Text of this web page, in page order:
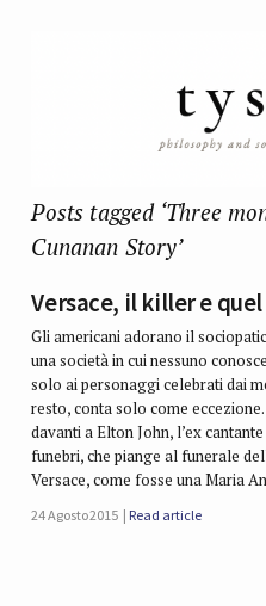
Posts tagged ‘Three
Cunanan Story’
Versace, il killer e
Gli americani adorano il
una società in cui nessuno
solo ai personaggi celebrati dai
resto, conta solo come
davanti a Elton John, l’ex
funebri, che piange al funerale
Versace, come fosse una Maria
24 Agosto 2015 Read article